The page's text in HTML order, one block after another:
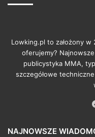
Lowking.pl to założony
oferujemy?
publicystyka MMA,
szczegółowe
NAJNOWSZE